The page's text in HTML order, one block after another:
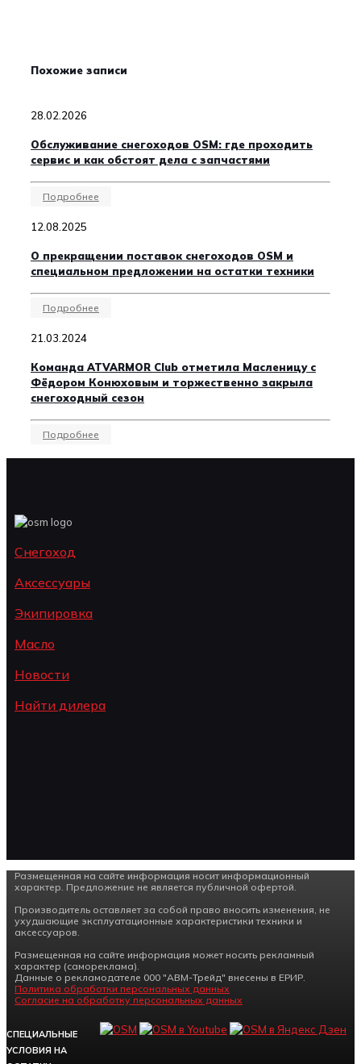
Похожие записи
28.02.2026
Обслуживание снегоходов OSM: где проходить
сервис и как обстоят дела с запчастями
Подробнее
12.08.2025
О прекращении поставок снегоходов OSM и
специальном предложении на остатки техники
Подробнее
21.03.2024
Команда ATVARMOR Club отметила Масленицу с
Фёдором Конюховым и торжественно закрыла
снегоходный сезон
Подробнее
Снегоход
Аксессуары
Экипировка
Масло
Новости
Найти дилера
Размещенная на сайте информация носит информационный
характер. Предложение не является публичной офертой.
Производитель оставляет за собой право вносить изменения, не
ухудшающие эксплуатационные характеристики техники и
аксессуаров.
Размещенная на сайте информация может носить рекламный
характер (самореклама).
Данные о рекламодателе 000 "АВМ-Трейд" внесены в ЕРИР.
Политика обработки персональных данных
Согласие на обработку персональных данных
СПЕЦИАЛЬНЫЕ
УСЛОВИЯ НА